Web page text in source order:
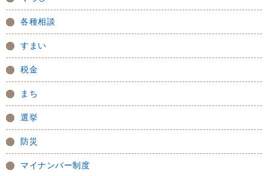
各種相談
すまい
税金
まち
選挙
防災
マイナンバー制度